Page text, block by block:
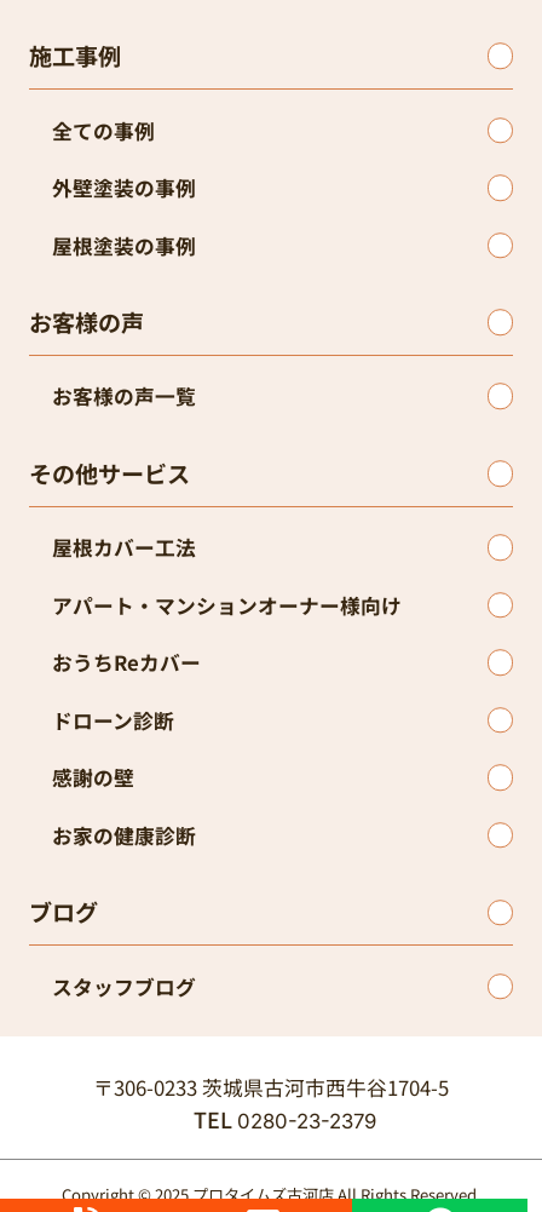
施工事例
全ての事例
外壁塗装の事例
屋根塗装の事例
お客様の声
お客様の声一覧
その他サービス
屋根カバー工法
アパート・マンションオーナー様向け
おうちReカバー
ドローン診断
感謝の壁
お家の健康診断
ブログ
スタッフブログ
〒306-0233 茨城県古河市西牛谷1704-5
TEL 0280-23-2379
Copyright © 2025 プロタイムズ古河店 All Rights Reserved.